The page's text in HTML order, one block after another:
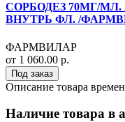
СОРБОДЕЗ 70МГ/
ВНУТРЬ ФЛ. /
ФАРМВИЛАР
от 1 060.00 р.
Под заказ
Описание товара
Наличие товара в